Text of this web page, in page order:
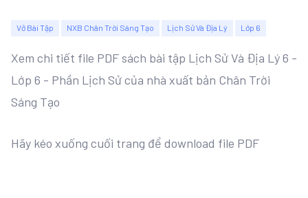
Vở Bài Tập NXB Chân Trời Sáng Tạo Lịch Sử Và Địa Lý Lớp 6
Xem chi tiết file PDF sách bài tập Lịch Sử Và Địa Lý 6 -
Lớp 6 - Phần Lịch Sử của nhà xuất bản Chân Trời
Sáng Tạo
Hãy kéo xuống cuối trang để download file PDF